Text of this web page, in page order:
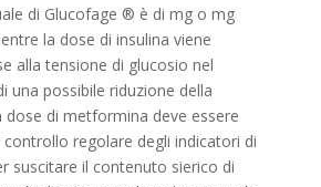
di Glucofage ® è di mg o mg
la dose di insulina viene
alla tensione di glucosio nel
una possibile riduzione della
dose di metformina deve essere
regolare degli indicatori di
suscitare il contenuto sierico di